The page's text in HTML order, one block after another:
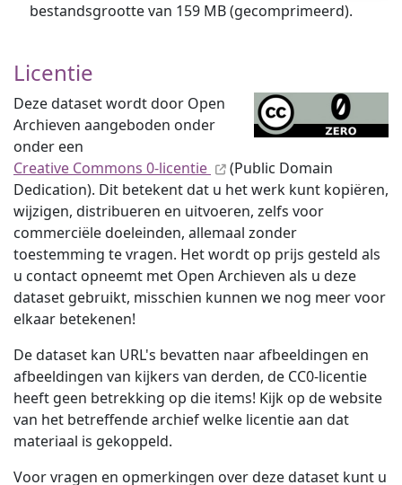
bestandsgrootte van 159 MB (gecomprimeerd).
Licentie
Deze dataset wordt door Open
Archieven aangeboden onder
onder een
Creative Commons 0-licentie
(Public Domain
Dedication). Dit betekent dat u het werk kunt kopiëren,
wijzigen, distribueren en uitvoeren, zelfs voor
commerciële doeleinden, allemaal zonder
toestemming te vragen. Het wordt op prijs gesteld als
u contact opneemt met Open Archieven als u deze
dataset gebruikt, misschien kunnen we nog meer voor
elkaar betekenen!
De dataset kan URL's bevatten naar afbeeldingen en
afbeeldingen van kijkers van derden, de CC0-licentie
heeft geen betrekking op die items! Kijk op de website
van het betreffende archief welke licentie aan dat
materiaal is gekoppeld.
Voor vragen en opmerkingen over deze dataset kunt u